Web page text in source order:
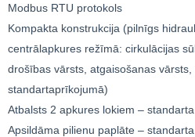
Modbus RTU protokols
Kompakta konstrukcija (pilnīgs
centrālapkures režīmā: cirkulācijas
drošības vārsts, atgaisošanas
standartaprīkojumā)
Atbalsts 2 apkures lokiem – standarta
Apsildāma pilienu paplāte – standarta